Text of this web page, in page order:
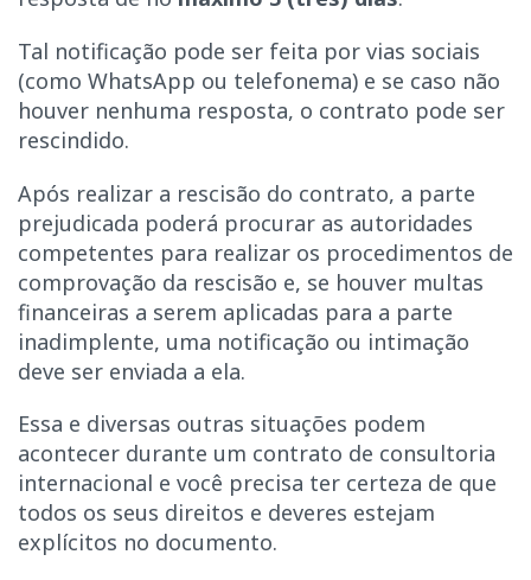
Tal notificação pode ser feita por vias sociais
(como WhatsApp ou telefonema) e se caso não
houver nenhuma resposta, o contrato pode ser
rescindido.
Após realizar a rescisão do contrato, a parte
prejudicada poderá procurar as autoridades
competentes para realizar os procedimentos de
comprovação da rescisão e, se houver multas
financeiras a serem aplicadas para a parte
inadimplente, uma notificação ou intimação
deve ser enviada a ela.
Essa e diversas outras situações podem
acontecer durante um contrato de consultoria
internacional e você precisa ter certeza de que
todos os seus direitos e deveres estejam
explícitos no documento.